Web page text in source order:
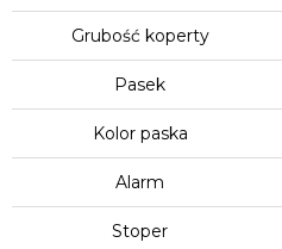
Grubość koperty
Pasek
Kolor paska
Alarm
Stoper